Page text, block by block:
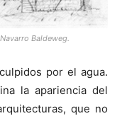
Baldeweg.
por el agua.
la apariencia del
que no